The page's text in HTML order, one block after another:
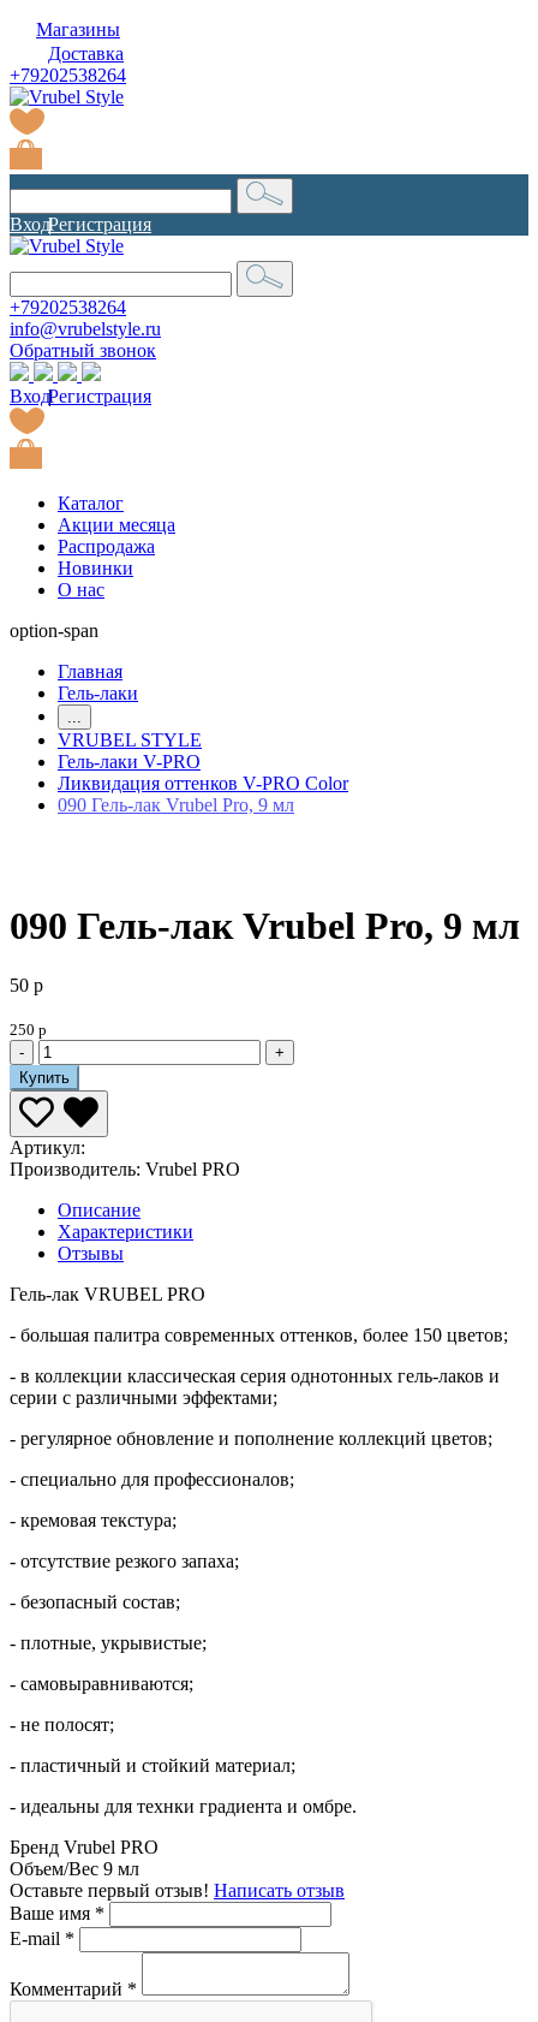
Магазины
Доставка
+79202538264
Вход|
Регистрация
+79202538264
info@vrubelstyle.ru
Обратный звонок
Вход|
Регистрация
Каталог
Акции месяца
Распродажа
Новинки
О нас
option-span
Главная
Гель-лаки
...
VRUBEL STYLE
Гель-лаки V-PRO
Ликвидация оттенков V-PRO Color
090 Гель-лак Vrubel Pro, 9 мл
090 Гель-лак Vrubel Pro, 9 мл
50 р
250 р
-
+
Купить
Артикул:
Производитель: Vrubel PRO
Описание
Характеристики
Отзывы
Гель-лак VRUBEL PRO
- большая палитра современных оттенков, более 150 цветов;
- в коллекции классическая серия однотонных гель-лаков и
серии с различными эффектами;
- регулярное обновление и пополнение коллекций цветов;
- специально для профессионалов;
- кремовая текстура;
- отсутствие резкого запаха;
- безопасный состав;
- плотные, укрывистые;
- самовыравниваются;
- не полосят;
- пластичный и стойкий материал;
- идеальны для технки градиента и омбре.
Бренд Vrubel PRO
Объем/Вес 9 мл
Оставьте первый отзыв! Написать отзыв
Ваше имя *
E-mail *
Комментарий *